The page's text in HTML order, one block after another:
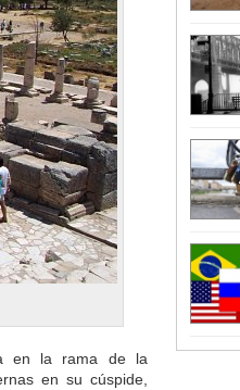
en la rama de la
en su cúspide,